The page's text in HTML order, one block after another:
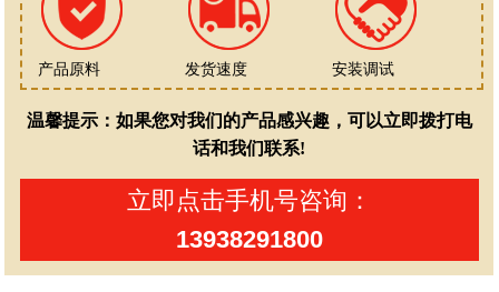
产品原料 发货速度 安装调试
温馨提示：如果您对我们的产品感兴趣，可以立即拨打电
话和我们联系!
立即点击手机号咨询：
13938291800